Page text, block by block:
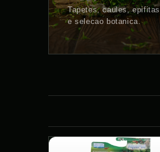
Tapetes, caules, epifitas
e selecao botanica.